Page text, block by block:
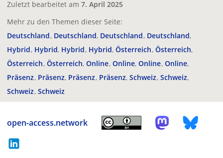
Zuletzt bearbeitet am 7. April 2025
Mehr zu den Themen dieser Seite:
Deutschland Deutschland Deutschland Deutschland
Hybrid Hybrid Hybrid Hybrid Österreich Österreich
Österreich Österreich Online Online Online Online
Präsenz Präsenz Präsenz Präsenz Schweiz Schweiz
Schweiz Schweiz
open-access.network